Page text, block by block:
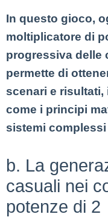
In questo gioco,
moltiplicatore di
progressiva delle
permette di
scenari e
come i principi
sistemi
b. La
casuali nei
potenze di 2